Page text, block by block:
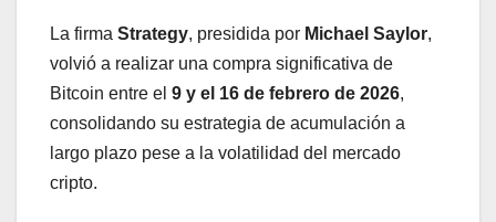
La firma Strategy, presidida por Michael Saylor,
volvió a realizar una compra significativa de
Bitcoin entre el 9 y el 16 de febrero de 2026,
consolidando su estrategia de acumulación a
largo plazo pese a la volatilidad del mercado
cripto.